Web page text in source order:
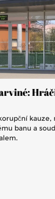
kauze,
banu a